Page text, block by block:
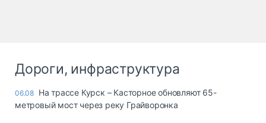
Дороги, инфраструктура
06.08 На трассе Курск – Касторное обновляют 65-
метровый мост через реку Грайворонка